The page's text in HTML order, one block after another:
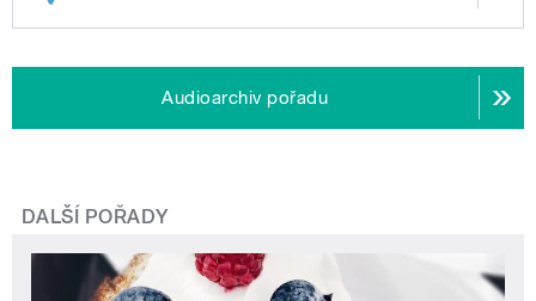
Audioarchiv pořadu
DALŠÍ POŘADY